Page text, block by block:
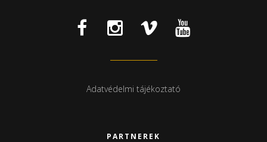
Adatvédelmi tájékoztató
PARTNEREK